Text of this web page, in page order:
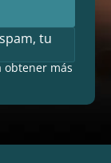
tu
más